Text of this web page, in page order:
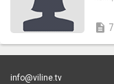
description
info@viline.tv